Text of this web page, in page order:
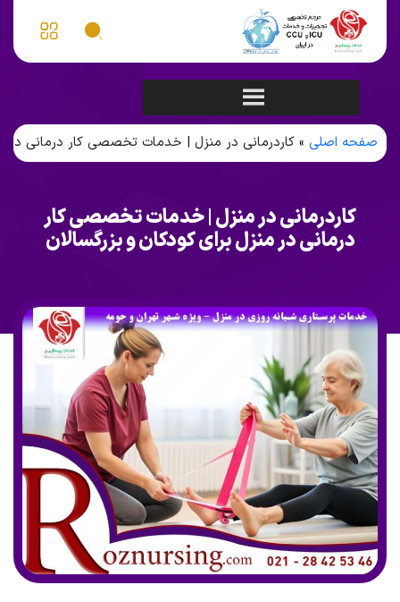
صفحه اصلی » کاردرمانی در منزل | خدمات تخصصی کار درمانی در
کاردرمانی در منزل | خدمات تخصصی کار
درمانی در منزل برای کودکان و بزرگسالان